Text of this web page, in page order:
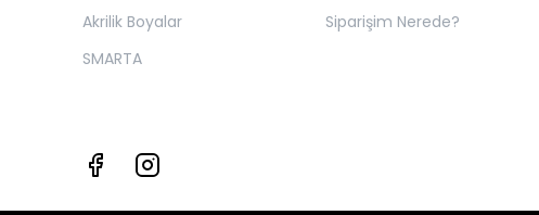
Akrilik Boyalar
SMARTA
Siparişim Nerede?